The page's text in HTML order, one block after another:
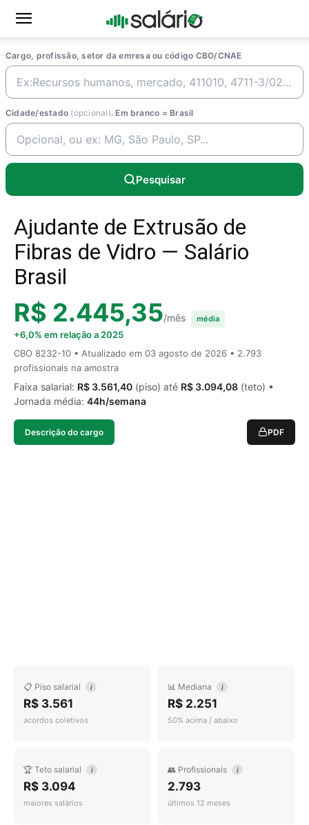
Cargo, profissão, setor da emresa ou código CBO/CNAE
Cidade/estado (opcional). Em branco = Brasil
Pesquisar
Ajudante de Extrusão de
Fibras de Vidro — Salário
Brasil
R$ 2.445,35/mês média
+6,0% em relação a 2025
CBO 8232-10 • Atualizado em 03 agosto de 2026 • 2.793
profissionais na amostra
Faixa salarial: R$ 3.561,40 (piso) até R$ 3.094,08 (teto) •
Jornada média: 44h/semana
Descrição do cargo PDF
📋 Piso salarial i
R$ 3.561
acordos coletivos
📊 Mediana i
R$ 2.251
50% acima / abaixo
🏆 Teto salarial i
R$ 3.094
maiores salários
👥 Profissionais i
2.793
últimos 12 meses